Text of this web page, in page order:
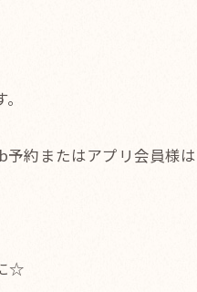
予約またはアプリ会員様
☆